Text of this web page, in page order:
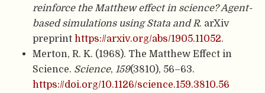
reinforce the Matthew effect in science? Agent-
based simulations using Stata and R. arXiv
preprint https://arxiv.org/abs/1905.11052.
Merton, R. K. (1968). The Matthew Effect in
Science. Science, 159(3810), 56–63.
https://doi.org/10.1126/science.159.3810.56